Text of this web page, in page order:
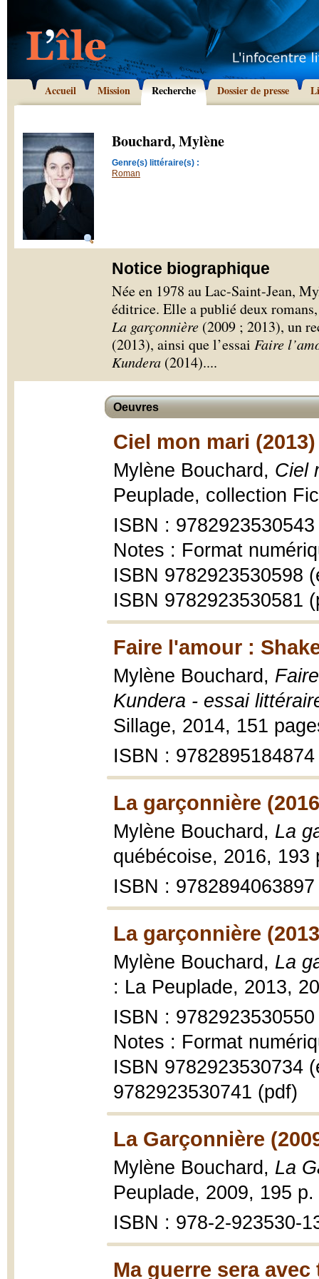
Accueil Mission Recherche Dossier de presse
Bouchard, Mylène
Genre(s) littéraire(s) :
Roman
Notice biographique
Née en 1978 au Lac-Saint-Jean,
éditrice. Elle a publié deux romans,
La garçonnière (2009 ; 2013), un
(2013), ainsi que l’essai Faire
Kundera (2014)....
Oeuvres
Ciel mon mari (2013)
Mylène Bouchard, Ciel
Peuplade, collection
ISBN : 9782923530543
Notes : Format
ISBN 9782923530598
ISBN 9782923530581
Faire l'amour :
Mylène Bouchard,
Kundera - essai
Sillage, 2014, 151
ISBN : 9782895184874
La garçonnière
Mylène Bouchard, La
québécoise, 2016, 193
ISBN : 9782894063897
La garçonnière
Mylène Bouchard, La
: La Peuplade, 2013,
ISBN : 9782923530550
Notes : Format
ISBN 9782923530734
9782923530741 (pdf)
La Garçonnière
Mylène Bouchard, La
Peuplade, 2009, 195 p.
ISBN : 978-2-923530-
Ma guerre sera avec